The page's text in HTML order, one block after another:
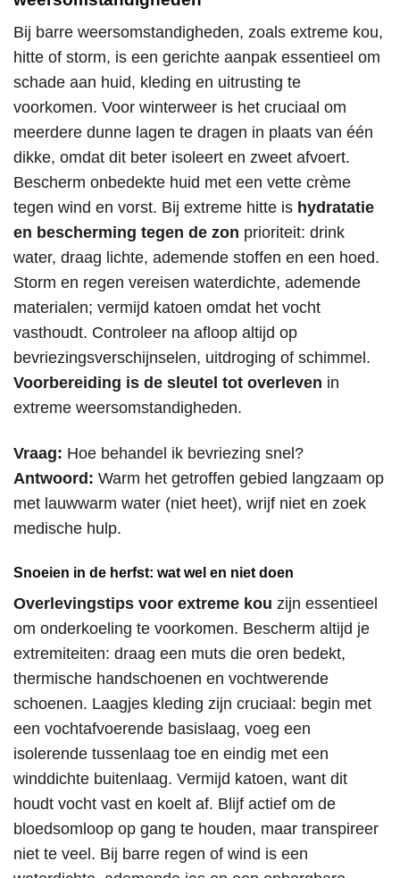
Bij barre weersomstandigheden, zoals extreme kou,
hitte of storm, is een gerichte aanpak essentieel om
schade aan huid, kleding en uitrusting te
voorkomen. Voor winterweer is het cruciaal om
meerdere dunne lagen te dragen in plaats van één
dikke, omdat dit beter isoleert en zweet afvoert.
Bescherm onbedekte huid met een vette crème
tegen wind en vorst. Bij extreme hitte is hydratatie
en bescherming tegen de zon prioriteit: drink
water, draag lichte, ademende stoffen en een hoed.
Storm en regen vereisen waterdichte, ademende
materialen; vermijd katoen omdat het vocht
vasthoudt. Controleer na afloop altijd op
bevriezingsverschijnselen, uitdroging of schimmel.
Voorbereiding is de sleutel tot overleven in
extreme weersomstandigheden.
Vraag: Hoe behandel ik bevriezing snel?
Antwoord: Warm het getroffen gebied langzaam op
met lauwwarm water (niet heet), wrijf niet en zoek
medische hulp.
Snoeien in de herfst: wat wel en niet doen
Overlevingstips voor extreme kou zijn essentieel
om onderkoeling te voorkomen. Bescherm altijd je
extremiteiten: draag een muts die oren bedekt,
thermische handschoenen en vochtwerende
schoenen. Laagjes kleding zijn cruciaal: begin met
een vochtafvoerende basislaag, voeg een
isolerende tussenlaag toe en eindig met een
winddichte buitenlaag. Vermijd katoen, want dit
houdt vocht vast en koelt af. Blijf actief om de
bloedsomloop op gang te houden, maar transpireer
niet te veel. Bij barre regen of wind is een